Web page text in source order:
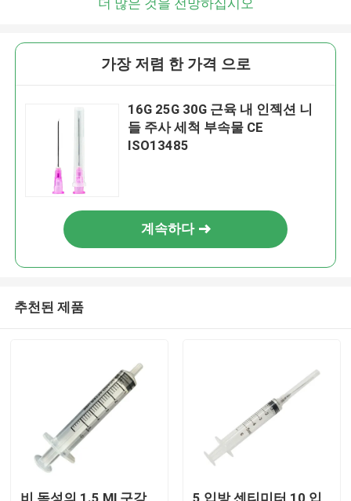
가장 저렴 한 가격 으로
16G 25G 30G 근육 내 인젝션 니
들 주사 세척 부속물 CE
ISO13485
계속하다
추천된 제품